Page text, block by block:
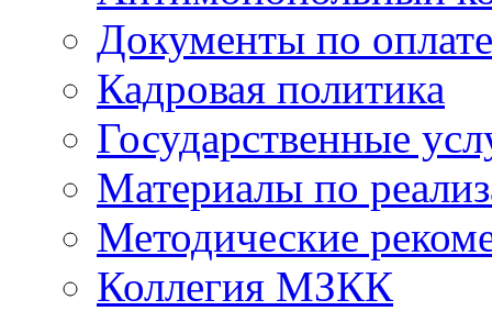
Документы по
Кадровая политика
Государственные
Материалы по
Методические
Коллегия МЗКК